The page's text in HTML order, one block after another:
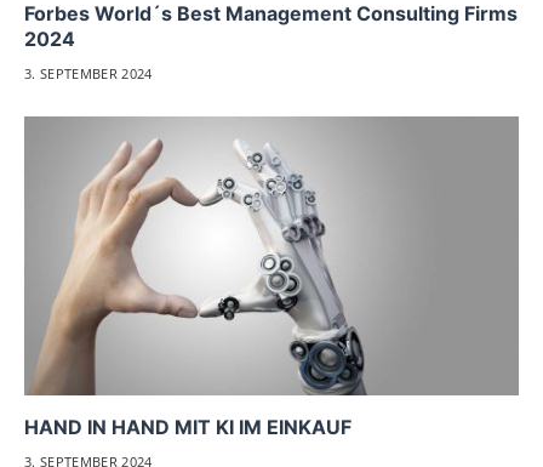
Forbes World´s Best Management Consulting Firms
2024
3. SEPTEMBER 2024
HAND IN HAND MIT KI IM EINKAUF
3. SEPTEMBER 2024